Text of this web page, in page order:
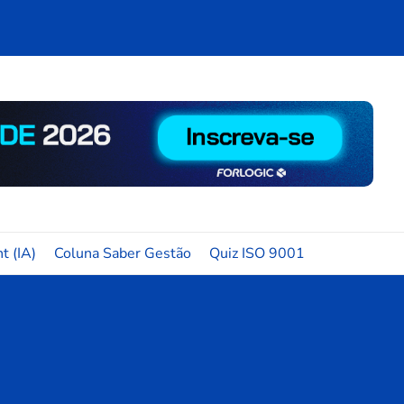
(IA) Coluna Saber Gestão Quiz ISO 9001